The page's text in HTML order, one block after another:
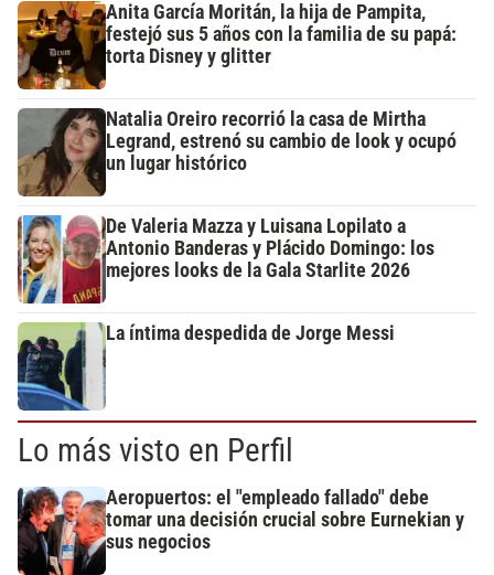
Anita García Moritán, la hija de Pampita,
festejó sus 5 años con la familia de su papá:
torta Disney y glitter
Natalia Oreiro recorrió la casa de Mirtha
Legrand, estrenó su cambio de look y ocupó
un lugar histórico
De Valeria Mazza y Luisana Lopilato a
Antonio Banderas y Plácido Domingo: los
mejores looks de la Gala Starlite 2026
La íntima despedida de Jorge Messi
Lo más visto en Perfil
Aeropuertos: el "empleado fallado" debe
tomar una decisión crucial sobre Eurnekian y
sus negocios